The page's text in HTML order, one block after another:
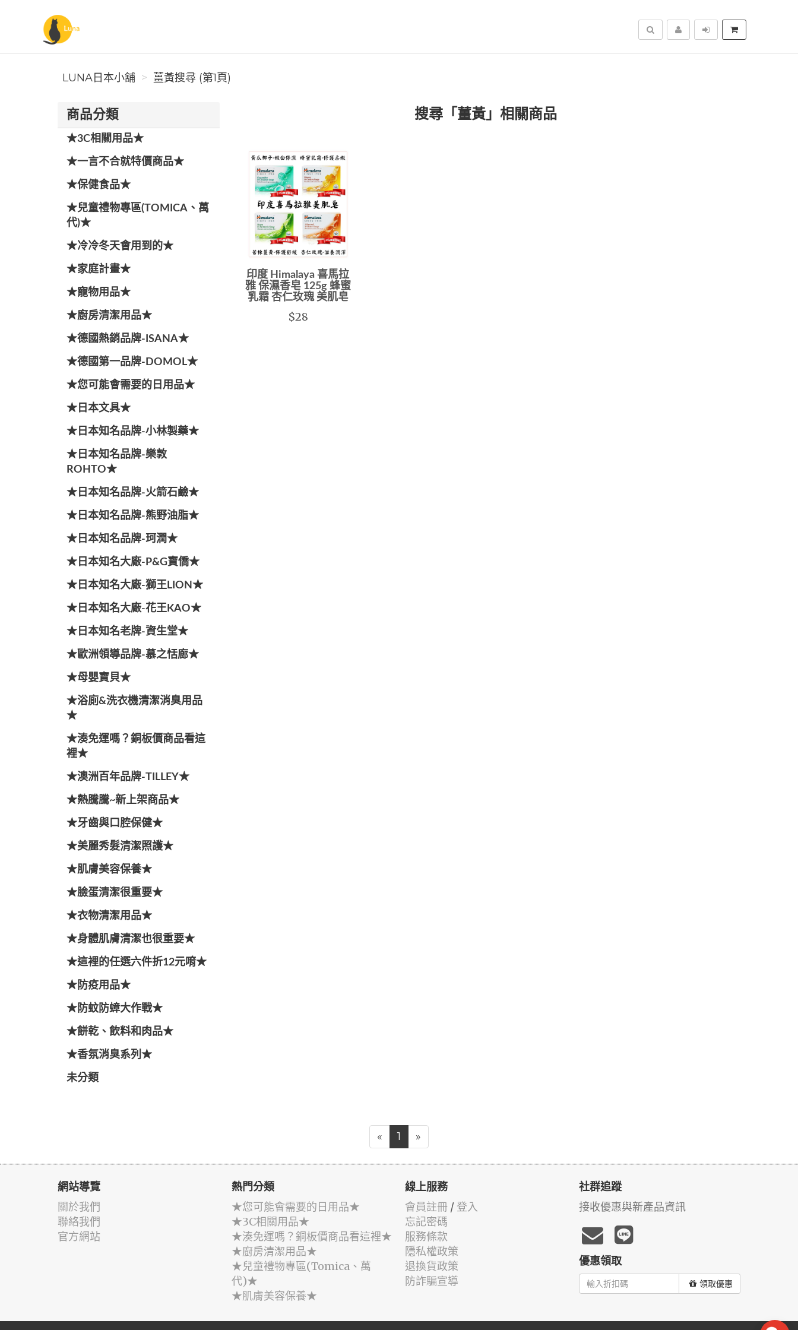
Luna日本小舖
搜尋
LUNA日本小舖 薑黃搜尋 (第1頁)
商品分類
★3C相關用品★
★一言不合就特價商品★
★保健食品★
★兒童禮物專區(TOMICA、萬
代)★
★冷冷冬天會用到的★
★家庭計畫★
★寵物用品★
★廚房清潔用品★
★德國熱銷品牌-ISANA★
★德國第一品牌-DOMOL★
★您可能會需要的日用品★
★日本文具★
★日本知名品牌-小林製藥★
★日本知名品牌-樂敦
ROHTO★
★日本知名品牌-火箭石鹼★
★日本知名品牌-熊野油脂★
★日本知名品牌-珂潤★
★日本知名大廠-P&G寶僑★
★日本知名大廠-獅王LION★
★日本知名大廠-花王KAO★
★日本知名老牌-資生堂★
★歐洲領導品牌-慕之恬廊★
★母嬰寶貝★
★浴廁&洗衣機清潔消臭用品
★
★湊免運嗎？銅板價商品看這
裡★
★澳洲百年品牌-TILLEY★
★熱騰騰~新上架商品★
★牙齒與口腔保健★
★美麗秀髮清潔照護★
★肌膚美容保養★
★臉蛋清潔很重要★
★衣物清潔用品★
★身體肌膚清潔也很重要★
★這裡的任選六件折12元唷★
★防疫用品★
★防蚊防蟑大作戰★
★餅乾、飲料和肉品★
★香氛消臭系列★
未分類
搜尋「薑黃」相關商品
印度 Himalaya 喜馬拉
雅 保濕香皂 125g 蜂蜜
乳霜 杏仁玫瑰 美肌皂
$28
« 1 »
網站導覽
關於我們
聯絡我們
官方網站
熱門分類
★您可能會需要的日用品★
★3C相關用品★
★湊免運嗎？銅板價商品看這裡★
★廚房清潔用品★
★兒童禮物專區(Tomica、萬
代)★
★肌膚美容保養★
線上服務
會員註冊 / 登入
忘記密碼
服務條款
隱私權政策
退換貨政策
防詐騙宣導
社群追蹤
接收優惠與新產品資訊
優惠領取
領取優惠